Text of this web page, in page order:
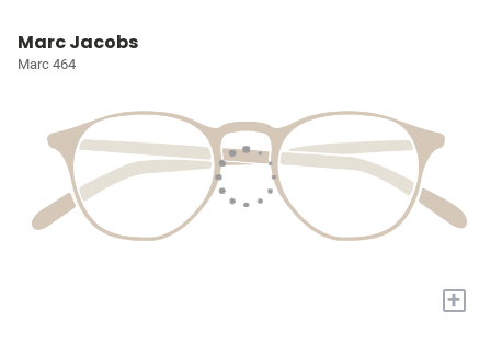
Marc Jacobs
Marc 464
+